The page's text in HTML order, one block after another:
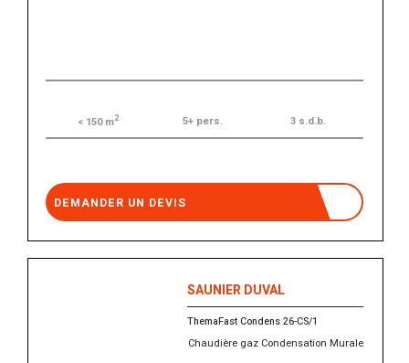
< 150 m2 5+ pers. 3 s.d.b.
DEMANDER UN DEVIS
SAUNIER DUVAL
ThemaFast Condens 26-CS/1
Chaudière gaz Condensation Murale